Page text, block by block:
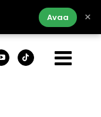
Avaa ×